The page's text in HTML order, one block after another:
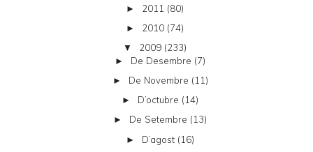
► 2011 (80)
► 2010 (74)
▼ 2009 (233)
► De Desembre (7)
► De Novembre (11)
► D’octubre (14)
► De Setembre (13)
► D’agost (16)